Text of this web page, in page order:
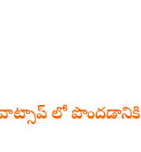
వాట్సాప్ లో పొందడానికి